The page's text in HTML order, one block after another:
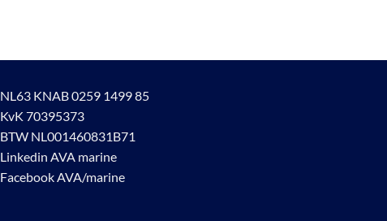
NL63 KNAB 0259 1499 85
KvK 70395373
BTW NL001460831B71
Linkedin AVA marine
Facebook AVA/marine